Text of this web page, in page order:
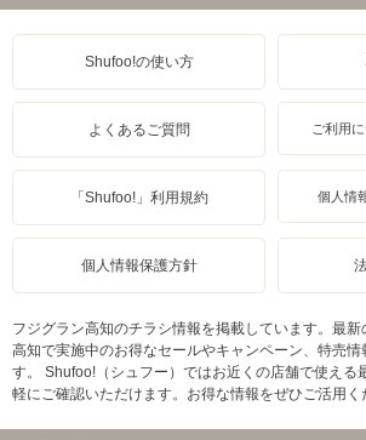
Shufoo!の使い方
よくあるご質問 ご利用
「Shufoo!」利用規約 個人情
個人情報保護方針
フジグラン高知のチラシ情報を掲載しています。最
高知で実施中のお得なセールやキャンペーン、特売情
す。 Shufoo!（シュフー）ではお近くの店舗で使える
軽にご確認いただけます。お得な情報をぜひご活用く